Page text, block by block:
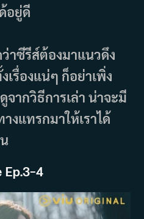
อยู่ดี
าซีรีส์ต้องมาแนวดึง
เรื่องแน่ๆ ก็อย่าเพิ่ง
จากวิธีการเล่า น่าจะมี
งแทรกมาให้เราได้
Ep.3-4